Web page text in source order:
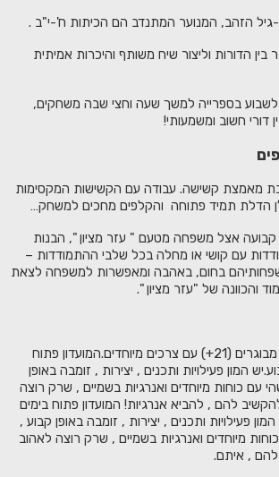
גיל הזהב, המנוער המתנדב הם הכיתות ח'-י"ב .
הדורות וליצור שיח משותף והיכרות אמיתית
בספרייה למשך שעה וחצי שבה משחקים,
דורי חשוב ומשמעותי!
מאמצת קשישה. עבודה עם הקשישות המקסימות
הדלת תמיד פתוחה והקלפים מחכים למשחק…
אצל משפחה מטעם " עזר מציון ", הבנות
עם קושי או מחלה בכל שלבי ההתמודדות –
בחום, באהבה ומאפשרות למשפחה לצאת
והכוונה של "עזר מציון ".
מועדון מדהים לאנשים מבוגרים (21+) עם צרכים מיוחדים.המועדון פתוח
המון פעילויות ותכנים , יצירות , זומבה באופן
עם כוחות מיוחדים ואנרגיות בשמיים , שרק רוצה
להם , להביא אנרגיות! המועדון פתוח בימים
המון פעילויות ותכנים , יצירות , זומבה באופן קבוע ,
מיוחדים ואנרגיות בשמיים , שרק רוצה לאהוב
, איתם.